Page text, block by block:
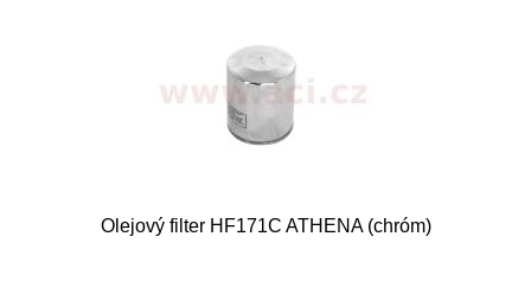
Olejový filter HF171C ATHENA (chróm)